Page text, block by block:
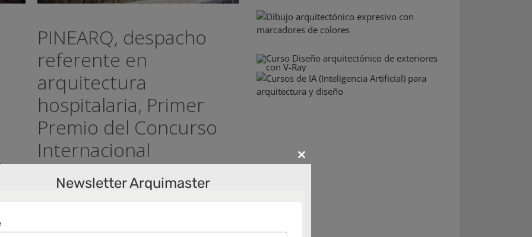
PINEARQ, despacho
referente en
arquitectura
hospitalaria, Primer
Premio del Concurso
Internacional
convocado para la
construcción de un
Close
Newsletter Arquimaster